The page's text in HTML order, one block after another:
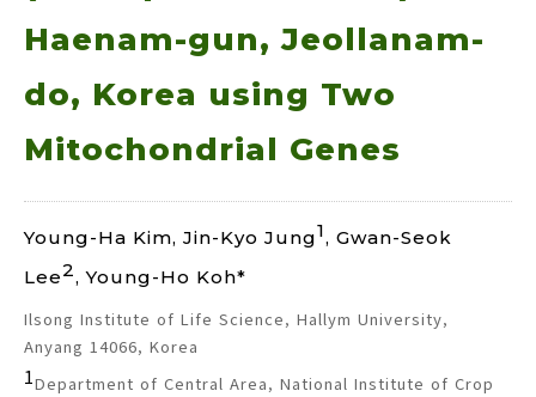
Haenam-gun, Jeollanam-
do, Korea using Two
Mitochondrial Genes
Young-Ha Kim, Jin-Kyo Jung1, Gwan-Seok
Lee2, Young-Ho Koh*
Ilsong Institute of Life Science, Hallym University,
Anyang 14066, Korea
1Department of Central Area, National Institute of Crop